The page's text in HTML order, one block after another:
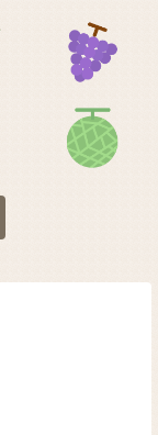
アイコン3
アイコン7